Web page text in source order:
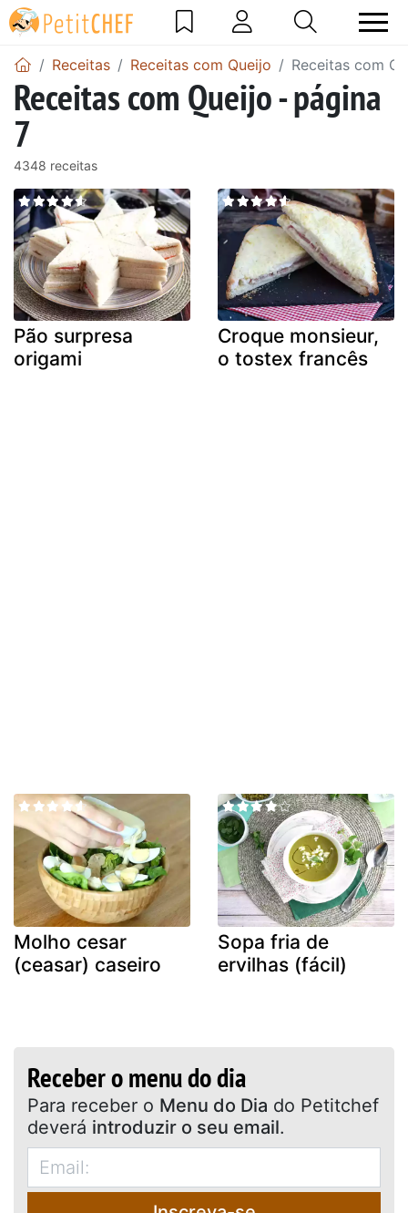
Receitas Receitas com Queijo Receitas com
Receitas com Queijo - página
7
4348 receitas
Pão surpresa
origami
Croque monsieur,
o tostex francês
Molho cesar
(ceasar) caseiro
Sopa fria de
ervilhas (fácil)
Receber o menu do dia
Para receber o Menu do Dia do Petitchef
deverá introduzir o seu email.